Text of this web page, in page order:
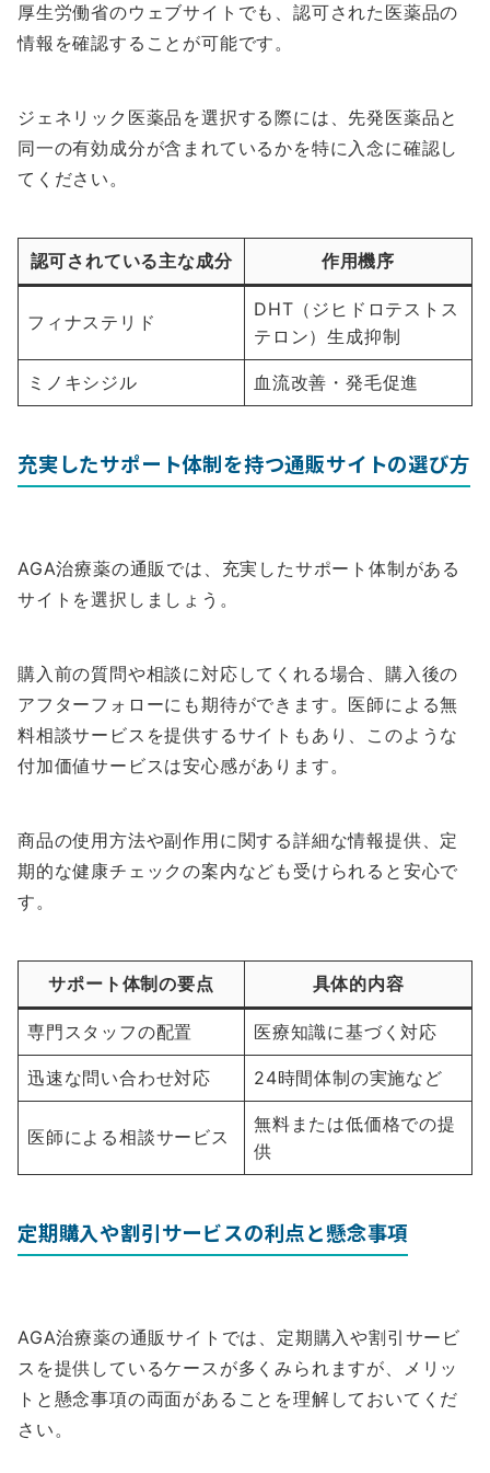
厚生労働省のウェブサイトでも、認可された医薬品の
情報を確認することが可能です。
ジェネリック医薬品を選択する際には、先発医薬品と
同一の有効成分が含まれているかを特に入念に確認し
てください。
認可されている主な成分 作用機序
フィナステリド
DHT（ジヒドロテストス
テロン）生成抑制
ミノキシジル 血流改善・発毛促進
充実したサポート体制を持つ通販サイトの選び方
AGA治療薬の通販では、充実したサポート体制がある
サイトを選択しましょう。
購入前の質問や相談に対応してくれる場合、購入後の
アフターフォローにも期待ができます。医師による無
料相談サービスを提供するサイトもあり、このような
付加価値サービスは安心感があります。
商品の使用方法や副作用に関する詳細な情報提供、定
期的な健康チェックの案内なども受けられると安心で
す。
サポート体制の要点 具体的内容
専門スタッフの配置 医療知識に基づく対応
迅速な問い合わせ対応 24時間体制の実施など
医師による相談サービス
無料または低価格での提
供
定期購入や割引サービスの利点と懸念事項
AGA治療薬の通販サイトでは、定期購入や割引サービ
スを提供しているケースが多くみられますが、メリッ
トと懸念事項の両面があることを理解しておいてくだ
さい。